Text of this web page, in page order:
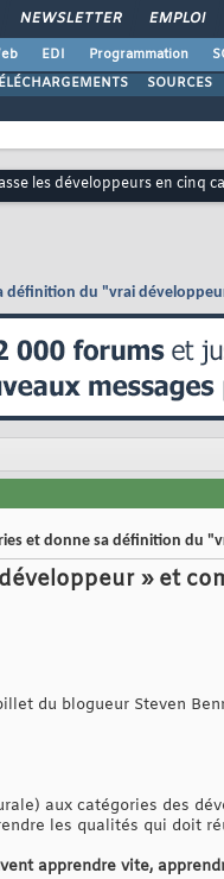
NEWSLETTER EMPLOI
EDI Programmation
SOURCES
les développeurs en cinq
définition du "vrai
et donne sa définition du
» et
du blogueur Steven
aux catégories des
les qualités qui doit
apprendre vite,